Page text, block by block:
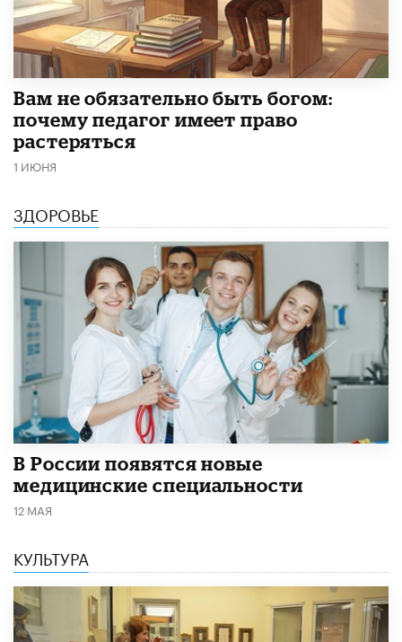
​Вам не обязательно быть богом:
почему педагог имеет право
растеряться
1 ИЮНЯ
ЗДОРОВЬЕ
В России появятся новые
медицинские специальности
12 МАЯ
КУЛЬТУРА